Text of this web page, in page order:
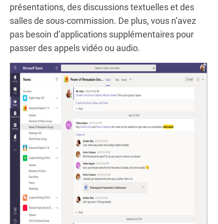
présentations, des discussions textuelles et des
salles de sous-commission. De plus, vous n’avez
pas besoin d’applications supplémentaires pour
passer des appels vidéo ou audio.